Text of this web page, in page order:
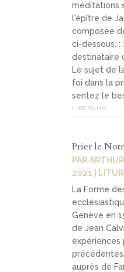
méditations
l'épître de
composée
ci-dessous. :
destinataire
Le sujet de
foi dans la
sentez le
LIRE PLUS
Prier le
PAR
2021
La Forme
Genève en
de Jean
expériences
auprès de